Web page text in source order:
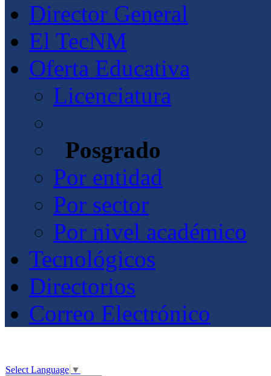
Director General
El TecNM
Oferta Educativa
Licenciatura
Posgrado
Por entidad
Por sector
Por nivel académico
Tecnológicos
Directorios
Correo Electrónico
Select Language ▼